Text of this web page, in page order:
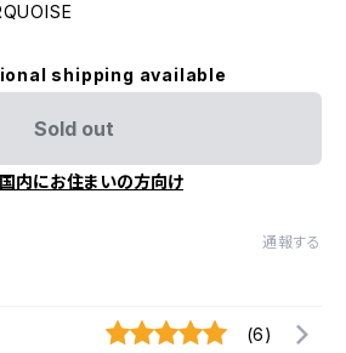
shipping available
Sold out
内にお住まいの方向け
通報する
(6)